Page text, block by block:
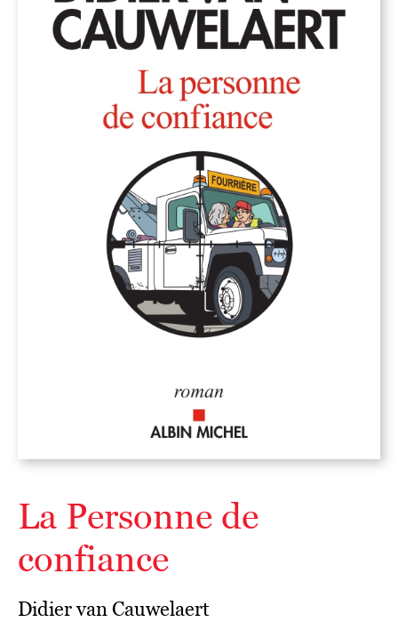
La Personne de
confiance
Didier van Cauwelaert